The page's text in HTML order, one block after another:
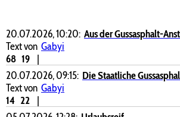
20.07.2026, 10:20: Aus der Gussasphalt-
Text von Gabyi
68 19
|
20.07.2026, 09:15: Die Staatliche
Text von Gabyi
14 22
|